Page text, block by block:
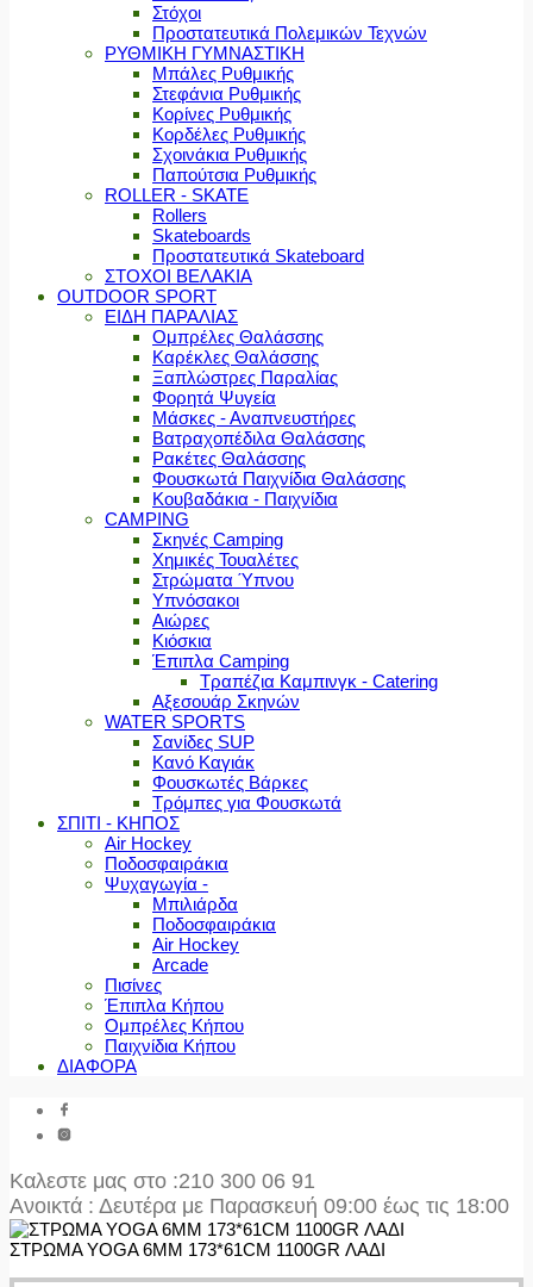
Στόχοι
Προστατευτικά Πολεμικών Τεχνών
ΡΥΘΜΙΚΗ ΓΥΜΝΑΣΤΙΚΗ
Μπάλες Ρυθμικής
Στεφάνια Ρυθμικής
Κορίνες Ρυθμικής
Κορδέλες Ρυθμικής
Σχοινάκια Ρυθμικής
Παπούτσια Ρυθμικής
ROLLER - SKATE
Rollers
Skateboards
Προστατευτικά Skateboard
ΣΤΟΧΟΙ ΒΕΛΑΚΙΑ
OUTDOOR SPORT
ΕΙΔΗ ΠΑΡΑΛΙΑΣ
Ομπρέλες Θαλάσσης
Καρέκλες Θαλάσσης
Ξαπλώστρες Παραλίας
Φορητά Ψυγεία
Μάσκες - Αναπνευστήρες
Βατραχοπέδιλα Θαλάσσης
Ρακέτες Θαλάσσης
Φουσκωτά Παιχνίδια Θαλάσσης
Κουβαδάκια - Παιχνίδια
CAMPING
Σκηνές Camping
Χημικές Τουαλέτες
Στρώματα Ύπνου
Υπνόσακοι
Αιώρες
Κιόσκια
Έπιπλα Camping
Τραπέζια Καμπινγκ - Catering
Αξεσουάρ Σκηνών
WATER SPORTS
Σανίδες SUP
Κανό Καγιάκ
Φουσκωτές Βάρκες
Τρόμπες για Φουσκωτά
ΣΠΙΤΙ - ΚΗΠΟΣ
Air Hockey
Ποδοσφαιράκια
Ψυχαγωγία -
Μπιλιάρδα
Ποδοσφαιράκια
Air Hockey
Arcade
Πισίνες
Έπιπλα Κήπου
Ομπρέλες Κήπου
Παιχνίδια Κήπου
ΔΙΑΦΟΡΑ
Καλεστε μας στο :210 300 06 91
Ανοικτά : Δευτέρα με Παρασκευή 09:00 έως τις 18:00
ΣΤΡΩΜΑ YOGA 6MM 173*61CM 1100GR ΛΑΔΙ